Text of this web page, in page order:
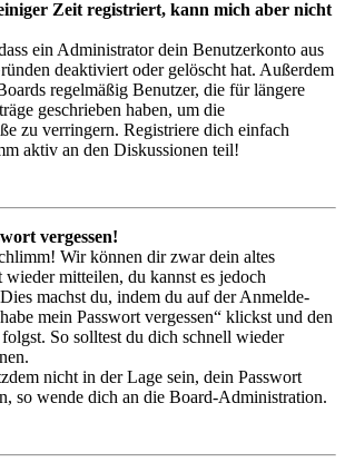
Zeit registriert, kann mich aber nicht
ein Administrator dein Benutzerkonto aus
deaktiviert oder gelöscht hat. Außerdem
regelmäßig Benutzer, die für längere
geschrieben haben, um die
zu verringern. Registriere dich einfach
aktiv an den Diskussionen teil!
vergessen!
Wir können dir zwar dein altes
wieder mitteilen, du kannst es jedoch
machst du, indem du auf der Anmelde-
mein Passwort vergessen“ klickst und den
So solltest du dich schnell wieder
nicht in der Lage sein, dein Passwort
so wende dich an die Board-Administration.